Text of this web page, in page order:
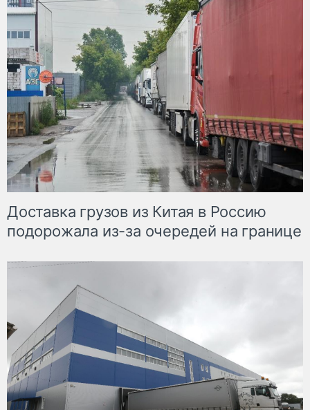
Доставка грузов из Китая в Россию
подорожала из-за очередей на границе